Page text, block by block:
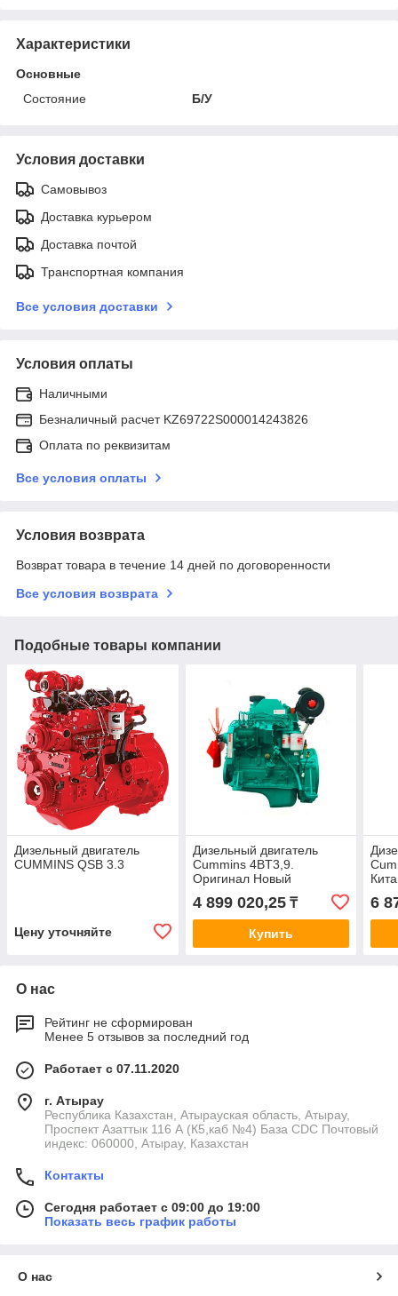
Характеристики
Основные
Состояние
Б/У
Условия доставки
Самовывоз
Доставка курьером
Доставка почтой
Транспортная компания
Все условия доставки
Условия оплаты
Наличными
Безналичный расчет KZ69722S000014243826
Оплата по реквизитам
Все условия оплаты
Условия возврата
Возврат товара в течение 14 дней по договоренности
Все условия возврата
Подобные товары компании
Дизельный двигатель
CUMMINS QSB 3.3
Цену уточняйте
Дизельный двигатель
Cummins 4BT3,9.
Оригинал Новый
4 899 020,25₸
Купить
6
О нас
Рейтинг не сформирован
Менее 5 отзывов за последний год
Работает с 07.11.2020
г. Атырау
Республика Казахстан, Атырауская область, Атырау,
Проспект Азаттык 116 А (К5,каб №4) База CDC Почтовый
индекс: 060000, Атырау, Казахстан
Контакты
Сегодня работает с 09:00 до 19:00
Показать весь график работы
О нас